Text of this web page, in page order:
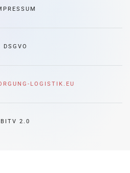
DSGVO
LOGISTIK.EU
BITV 2.0